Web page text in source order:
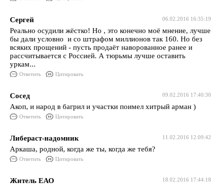
06.02.2016 16:35:19
Сергей
Реально осудили жёстко! Но , это конечно моё мнение, лучше
бы дали условно и со штрафом миллионов так 160. Но без
всяких прощений - пусть продаёт наворованное ранее и
рассчитывается с Россией. А тюрьмы лучше оставить
уркам...
Ответить Цитировать
09.02.2016 17:40:30
Сосед
Акоп, и народ в багрил и участки поимел хитрый арман )
Ответить Цитировать
11.02.2016 12:09:42
Либераст-надомник
Аркаша, родной, когда же ты, когда же тебя?
Ответить Цитировать
18.02.2016 17:44:18
Житель ЕАО